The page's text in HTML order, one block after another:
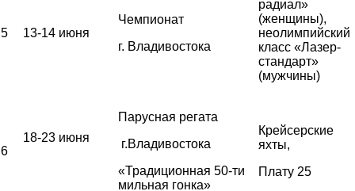
5 13-14 июня
Чемпионат
г. Владивостока
радиал»
(женщины),
неолимпийский
класс «Лазер-
стандарт»
(мужчины)
6
18-23 июня
Парусная регата
г.Владивостока
«Традиционная 50-ти
мильная гонка»
Крейсерские
яхты,
Плату 25